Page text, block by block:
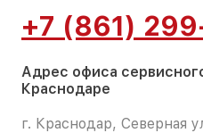
+7 (861)
Адрес офиса
Краснодаре
г. Краснодар, Северная